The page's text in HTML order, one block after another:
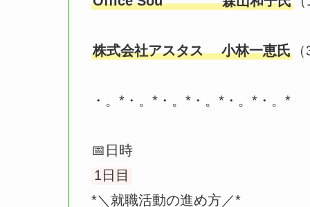
株式会社アスタス 小林一恵氏
・。*・。*・。*・。*・。*・。*
📅日時
1日目
*＼就職活動の進め方／*